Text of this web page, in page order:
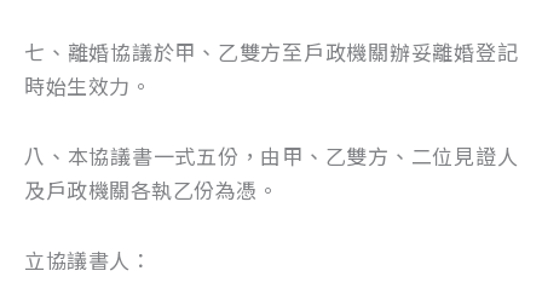
七、離婚協議於甲、乙雙方至戶政機關辦妥離婚登記
時始生效力。
八、本協議書一式五份，由甲、乙雙方、二位見證人
及戶政機關各執乙份為憑。
立協議書人：